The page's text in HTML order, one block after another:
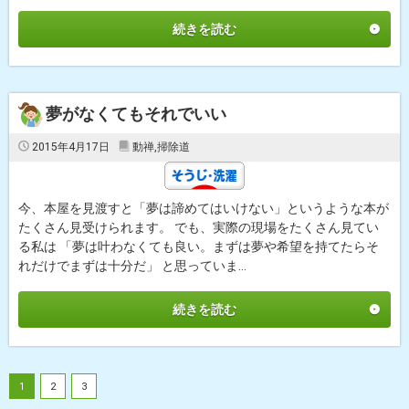
続きを読む
夢がなくてもそれでいい
2015年4月17日 動禅,掃除道
今、本屋を見渡すと「夢は諦めてはいけない」というような本が
たくさん見受けられます。 でも、実際の現場をたくさん見てい
る私は 「夢は叶わなくても良い。まずは夢や希望を持てたらそ
れだけでまずは十分だ」 と思っていま...
続きを読む
1 2 3